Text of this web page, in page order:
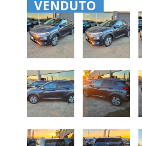
VENDUTO